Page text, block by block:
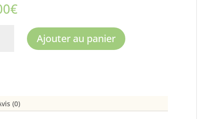
€
Ajouter au panier
(0)